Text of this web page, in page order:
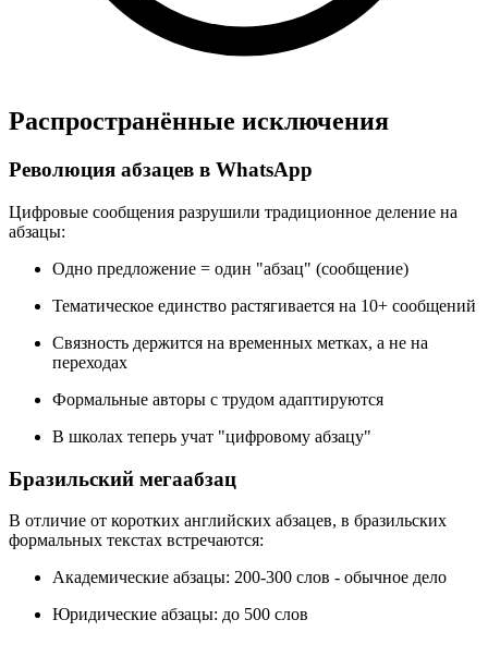
Распространённые исключения
Революция абзацев в WhatsApp
Цифровые сообщения разрушили традиционное деление на
абзацы:
Одно предложение = один "абзац" (сообщение)
Тематическое единство растягивается на 10+ сообщений
Связность держится на временных метках, а не на
переходах
Формальные авторы с трудом адаптируются
В школах теперь учат "цифровому абзацу"
Бразильский мегаабзац
В отличие от коротких английских абзацев, в бразильских
формальных текстах встречаются:
Академические абзацы: 200-300 слов - обычное дело
Юридические абзацы: до 500 слов